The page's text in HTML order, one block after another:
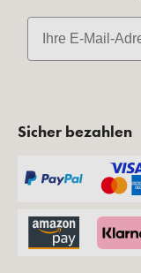
E-Mail
Sicher bezahlen